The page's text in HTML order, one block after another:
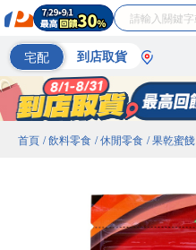
宅配 到店取貨
首頁 / 飲料零食 / 休閒零食 / 果乾蜜餞